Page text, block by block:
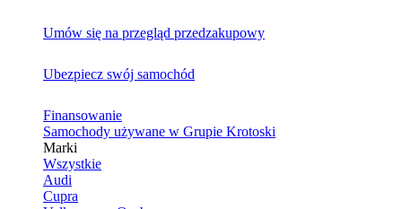
Umów się na przegląd przedzakupowy
Ubezpiecz swój samochód
Finansowanie
Samochody używane w Grupie Krotoski
Marki
Wszystkie
Audi
Cupra